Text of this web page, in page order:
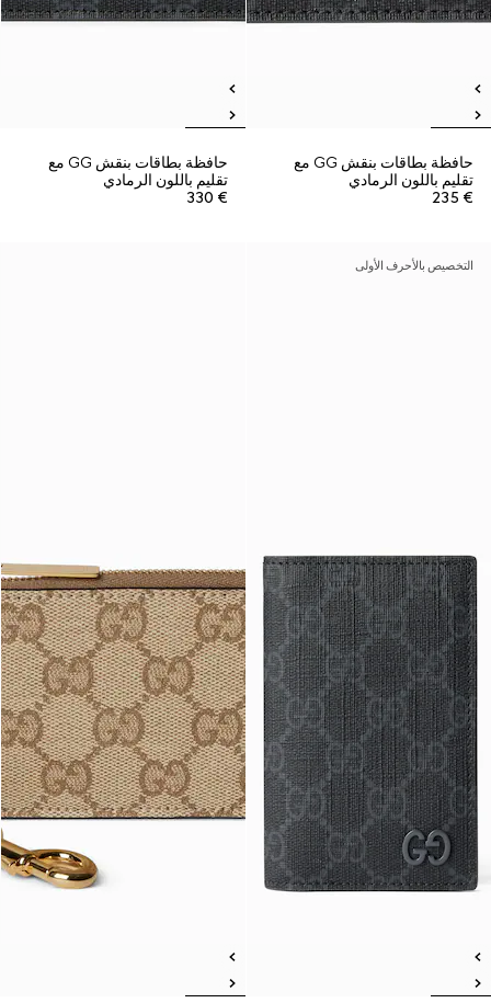
حافظة بطاقات بنقش GG مع
تقليم باللون الرمادي
€ 235
حافظة بطاقات بنقش GG مع
تقليم باللون الرمادي
€ 330
التخصيص بالأحرف الأولى